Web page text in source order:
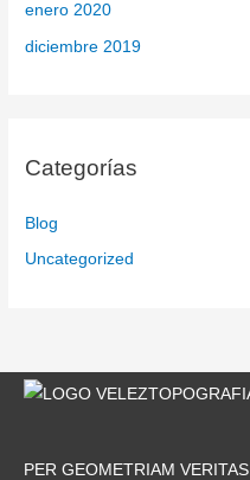
enero 2020
diciembre 2019
Categorías
Blog
Uncategorized
PER GEOMETRIAM VERITAS